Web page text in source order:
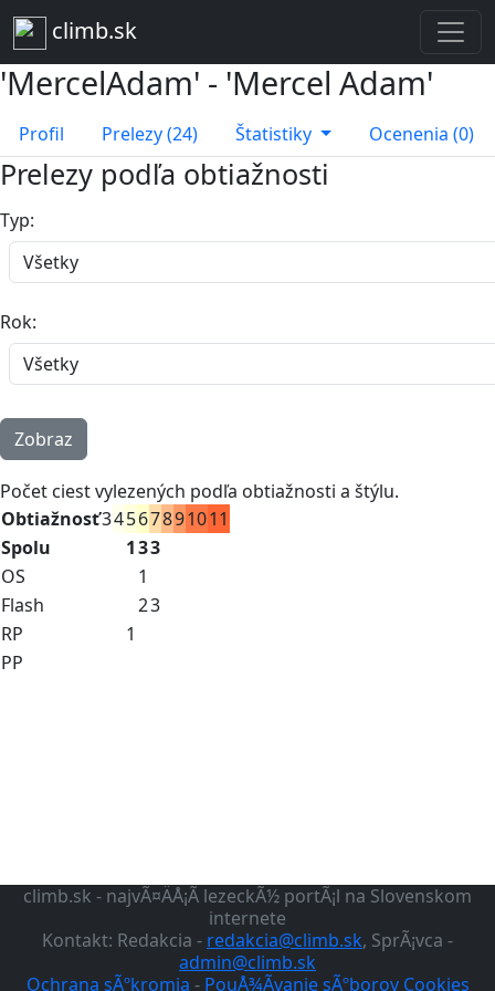
climb.sk
'MercelAdam' - 'Mercel Adam'
Profil Prelezy (24) Štatistiky Ocenenia (0)
Prelezy podľa obtiažnosti
Typ:
Rok:
Počet ciest vylezených podľa obtiažnosti a štýlu.
Obtiažnosť34567891011
Spolu
133
OS
1
Flash
23
RP
1
PP
climb.sk - najvÃ¤ÄÅ¡Ã­ lezeckÃ½ portÃ¡l na Slovenskom
internete
Kontakt: Redakcia - redakcia@climb.sk, SprÃ¡vca -
admin@climb.sk
Ochrana sÃºkromia - PouÅ¾Ã­vanie sÃºborov Cookies